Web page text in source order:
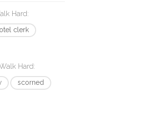
Hard:
clerk
Hard:
scorned